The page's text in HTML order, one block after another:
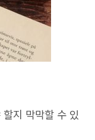
지 막막할 수 있